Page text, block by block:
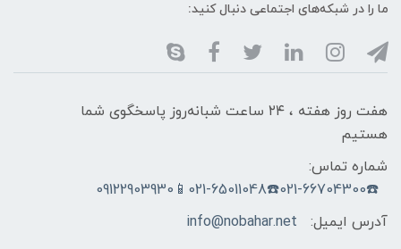
ما را در شبکه‌های اجتماعی دنبال کنید:
هفت روز هفته ، ۲۴ ساعت شبانه‌روز پاسخگوی شما
هستیم
شماره تماس:
☎️021-66704300☎️021-65011048📱09122903930
آدرس ایمیل:
info@nobahar.net